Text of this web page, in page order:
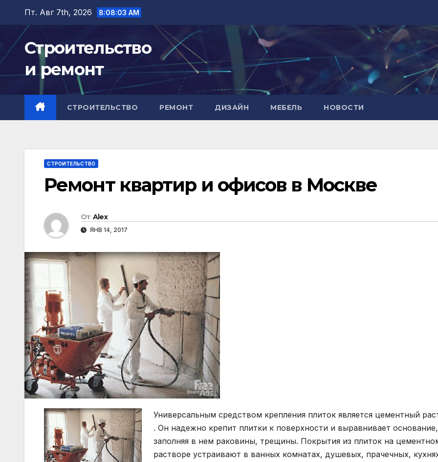
Перейти
содержимому
Пт. Авг 7th, 2026 8:08:04 AM
Строительство
и ремонт
СТРОИТЕЛЬСТВО РЕМОНТ ДИЗАЙН МЕБЕЛЬ НОВОСТИ
СТРОИТЕЛЬСТВО
Ремонт квартир и офисов в Москве
От Alex
ЯНВ 14, 2017
Универсальным средством крепления плиток является цементный
. Он надежно крепит плитки к поверхности и выравнивает основание,
заполняя в нем раковины, трещины. Покрытия из плиток на
растворе устраивают в ванных комнатах, душевых, прачечных,